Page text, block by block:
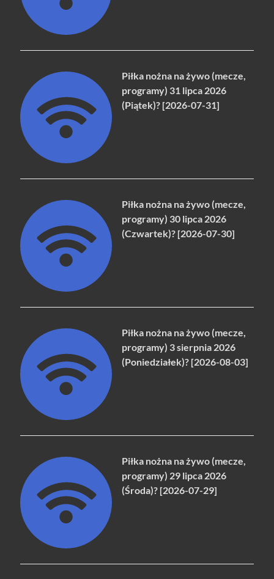
Piłka nożna na żywo (mecze,
programy) 31 lipca 2026
(Piątek)? [2026-07-31]
Piłka nożna na żywo (mecze,
programy) 30 lipca 2026
(Czwartek)? [2026-07-30]
Piłka nożna na żywo (mecze,
programy) 3 sierpnia 2026
(Poniedziałek)? [2026-08-03]
Piłka nożna na żywo (mecze,
programy) 29 lipca 2026
(Środa)? [2026-07-29]